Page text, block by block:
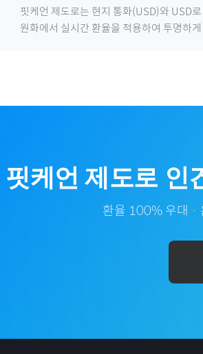
핏케언 제도로는 현지 통화(USD)와 USD
원화에서 실시간 환율을 적용하여 투명하
핏케언 제도로 인
환율 100% 우대 ·